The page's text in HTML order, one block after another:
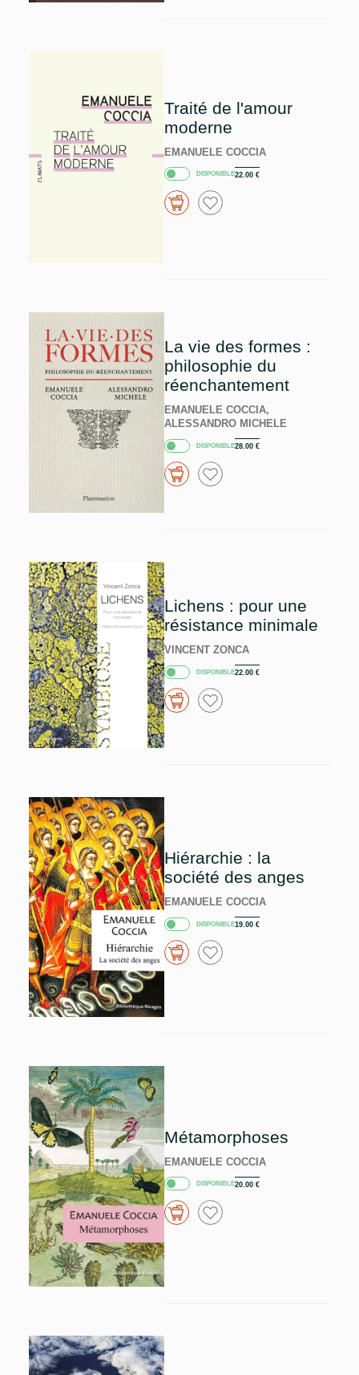
Traité de l'amour
moderne
EMANUELE COCCIA
DISPONIBLE22.00 €
La vie des formes :
philosophie du
réenchantement
EMANUELE COCCIA,
ALESSANDRO MICHELE
DISPONIBLE28.00 €
Lichens : pour une
résistance minimale
VINCENT ZONCA
DISPONIBLE22.00 €
Hiérarchie : la
société des anges
EMANUELE COCCIA
DISPONIBLE19.00 €
Métamorphoses
EMANUELE COCCIA
DISPONIBLE20.00 €